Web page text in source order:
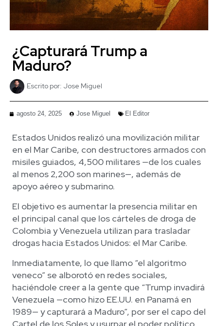
¿Capturará Trump a
Maduro?
Escrito por: Jose Miguel
agosto 24, 2025 Jose Miguel El Editor
Estados Unidos realizó una movilización militar
en el Mar Caribe, con destructores armados con
misiles guiados, 4,500 militares —de los cuales
al menos 2,200 son marines—, además de
apoyo aéreo y submarino.
El objetivo es aumentar la presencia militar en
el principal canal que los cárteles de droga de
Colombia y Venezuela utilizan para trasladar
drogas hacia Estados Unidos: el Mar Caribe.
Inmediatamente, lo que llamo “el algoritmo
veneco” se alborotó en redes sociales,
haciéndole creer a la gente que “Trump invadirá
Venezuela —como hizo EE.UU. en Panamá en
1989— y capturará a Maduro”, por ser el capo del